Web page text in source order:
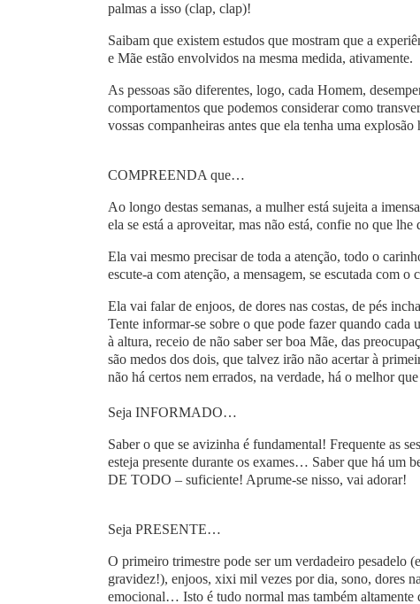
palmas a isso (clap, clap)!
Saibam que existem estudos que mostram que a
e Mãe estão envolvidos na mesma medida, ativamente.
As pessoas são diferentes, logo, cada Homem,
comportamentos que podemos considerar como
vossas companheiras antes que ela tenha uma
COMPREENDA que…
Ao longo destas semanas, a mulher está sujeita a
ela se está a aproveitar, mas não está, confie no que lhe
Ela vai mesmo precisar de toda a atenção, todo o
escute-a com atenção, a mensagem, se escutada com o
Ela vai falar de enjoos, de dores nas costas, de pés
Tente informar-se sobre o que pode fazer quando cada
à altura, receio de não saber ser boa Mãe, das
são medos dos dois, que talvez irão não acertar à
não há certos nem errados, na verdade, há o melhor
Seja INFORMADO…
Saber o que se avizinha é fundamental! Frequente as
esteja presente durante os exames… Saber que há um
DE TODO – suficiente! Aprume-se nisso, vai adorar!
Seja PRESENTE…
O primeiro trimestre pode ser um verdadeiro pesadelo
gravidez!), enjoos, xixi mil vezes por dia, sono, dores
emocional… Isto é tudo normal mas também altamente